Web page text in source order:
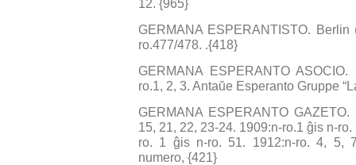
12. {965}
GERMANA ESPERANTISTO.
ro.477/478. .{418}
GERMANA ESPERANTO
ro.1, 2, 3. Antaŭe Esperanto Gruppe
GERMANA ESPERANTO
15, 21, 22, 23-24. 1909:n-ro.1 ĝis n-
ro. 1 ĝis n-ro. 51. 1912:n-ro. 4, 5,
numero, {421}